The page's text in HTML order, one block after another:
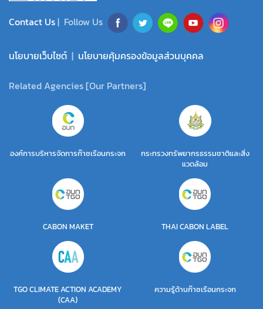
Contact Us| Follow Us
นโยบายเว็บไซต์ | นโยบายคุ้มครองข้อมูลส่วนบุคคล
Related Agencies [Our Partners]
องค์การบริหารจัดการก๊าซเรือนกระจก
กระทรวงทรัพยากรธรรมชาติและสิ่ง
แวดล้อม
CABON MAKET THAI CABON LABEL
TGO CLIMATE ACTION ACADEMY
(CAA)
ความรู้ด้านก๊าซเรือนกระจก